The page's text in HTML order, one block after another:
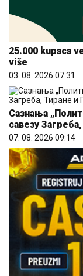
25.000 kupaca
više
03. 08. 2026 07:31
Сазнања
савезу
07. 08. 2026 09:14